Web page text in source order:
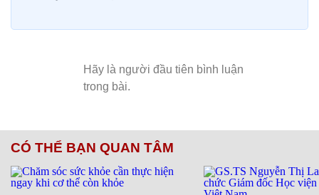
CÓ THỂ BẠN QUAN TÂM